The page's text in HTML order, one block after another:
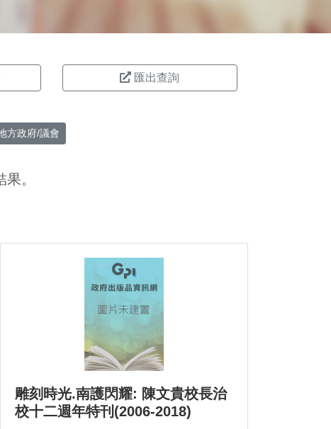
匯出查詢
方政府/議會
果。
雕刻時光.南護閃耀: 陳文貴校長治
校十二週年特刊(2006-2018)